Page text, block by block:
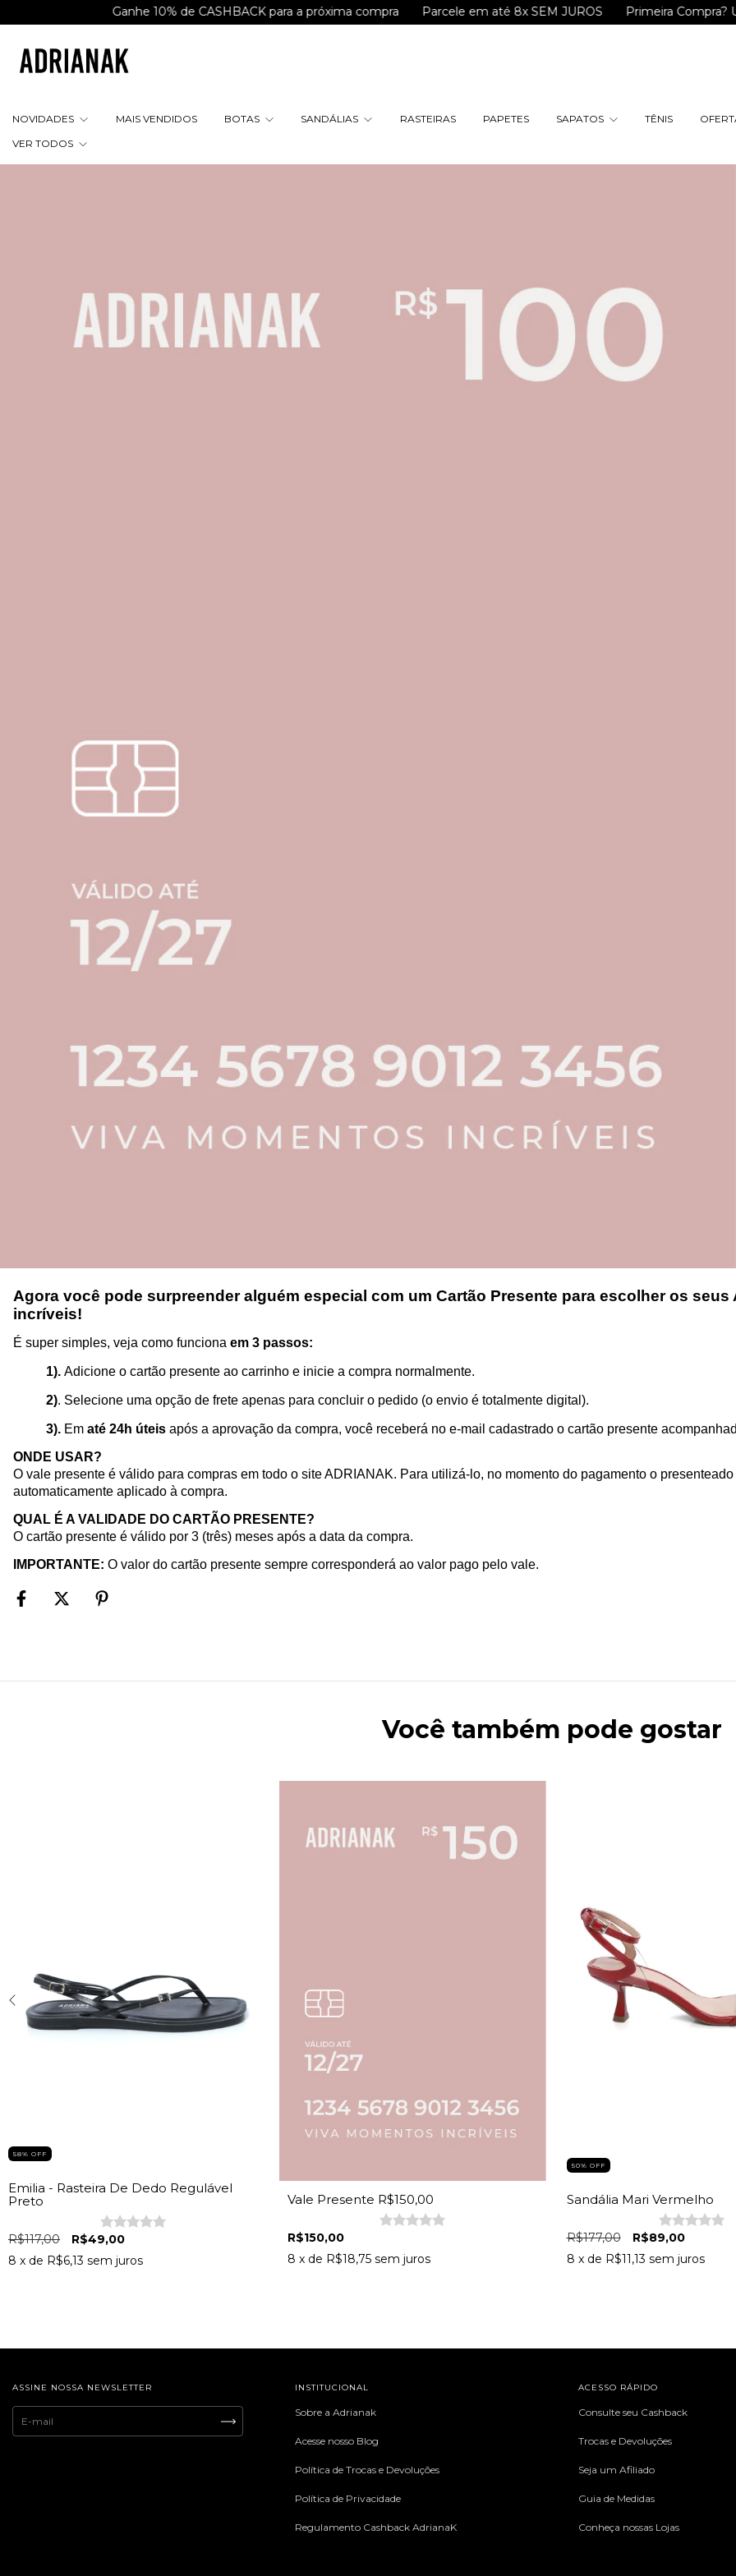
Ganhe 10% de CASHBACK para a próxima compra Parcele em até 8x SEM JUROS Primeira Compra? Use o
NOVIDADES MAIS VENDIDOS BOTAS SANDÁLIAS RASTEIRAS PAPETES SAPATOS TÊNIS
VER TODOS
Agora você pode surpreender alguém especial com um Cartão Presente para escolher os
incríveis!
É super simples, veja como funciona em 3 passos:
1). Adicione o cartão presente ao carrinho e inicie a compra normalmente.
2). Selecione uma opção de frete apenas para concluir o pedido (o envio é totalmente digital).
3). Em até 24h úteis após a aprovação da compra, você receberá no e-mail cadastrado o cartão presente
ONDE USAR?
O vale presente é válido para compras em todo o site ADRIANAK. Para utilizá-lo, no momento do pagamento o
automaticamente aplicado à compra.
QUAL É A VALIDADE DO CARTÃO PRESENTE?
O cartão presente é válido por 3 (três) meses após a data da compra.
IMPORTANTE: O valor do cartão presente sempre corresponderá ao valor pago pelo vale.
Você também pode gostar
58% OFF
Emilia - Rasteira De Dedo Regulável
Preto
R$117,00
R$49,00
8 x de R$6,13 sem juros
Vale Presente R$150,00
R$150,00
8 x de R$18,75 sem juros
50% OFF
Sandália Mari Vermelho
R$177,00
R$89,00
8 x de R$11,13 sem juros
ASSINE NOSSA NEWSLETTER INSTITUCIONAL
Sobre a Adrianak
Acesse nosso Blog
Política de Trocas e Devoluções
Política de Privacidade
Regulamento Cashback AdrianaK
ACESSO RÁPIDO
Consulte seu Cashback
Trocas e Devoluções
Seja um Afiliado
Guia de Medidas
Conheça nossas Lojas